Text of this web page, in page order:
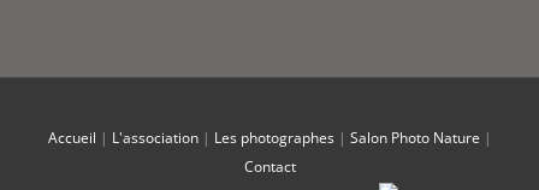
Accueil | L'association| Les photographes| Salon Photo Nature |
Contact